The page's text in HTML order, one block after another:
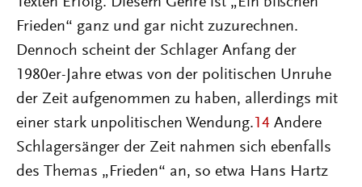
Frieden“ ganz und gar nicht zuzurechnen.
Dennoch scheint der Schlager Anfang der
1980er-Jahre etwas von der politischen Unruhe
der Zeit aufgenommen zu haben, allerdings mit
einer stark unpolitischen Wendung. 14 Andere
Schlagersänger der Zeit nahmen sich ebenfalls
des Themas „Frieden“ an, so etwa Hans Hartz